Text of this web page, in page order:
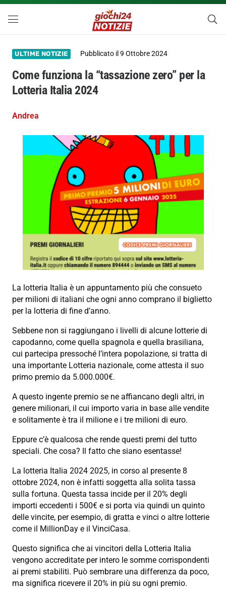
ULTIME NOTIZIE Pubblicato il9 Ottobre 2024
Come funziona la “tassazione zero” per la
Lotteria Italia 2024
Andrea
La lotteria Italia è un appuntamento più che consueto
per milioni di italiani che ogni anno comprano il biglietto
per la lotteria di fine d’anno.
Sebbene non si raggiungano i livelli di alcune lotterie di
capodanno, come quella spagnola e quella brasiliana,
cui partecipa pressoché l’intera popolazione, si tratta di
una importante Lotteria nazionale, come attesta il suo
primo premio da 5.000.000€.
A questo ingente premio se ne affiancano degli altri, in
genere milionari, il cui importo varia in base alle vendite
e solitamente è tra il milione e i tre milioni di euro.
Eppure c’è qualcosa che rende questi premi del tutto
speciali. Che cosa? Il fatto che siano esentasse!
La lotteria Italia 2024 2025, in corso al presente 8
ottobre 2024, non è infatti soggetta alla solita tassa
sulla fortuna. Questa tassa incide per il 20% degli
importi eccedenti i 500€ e si porta via quindi un quinto
delle vincite, per esempio, di gratta e vinci o altre lotterie
come il MillionDay e il VinciCasa.
Questo significa che ai vincitori della Lotteria Italia
vengono accreditate per intero le somme corrispondenti
ai premi stabiliti. Può sembrare una differenza da poco,
ma significa ricevere il 20% in più su ogni premio.